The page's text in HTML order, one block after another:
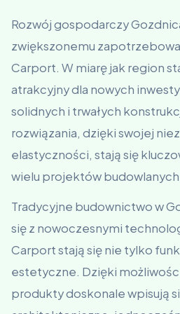
Rozwój gospodarczy
zwiększonemu
Carport. W miarę jak region
atrakcyjny dla nowych
solidnych i trwałych
rozwiązania, dzięki swojej
elastyczności, stają się
wielu projektów
Tradycyjne budownictwo w
się z nowoczesnymi
Carport stają się nie tylko
estetyczne. Dzięki
produkty doskonale wpisują